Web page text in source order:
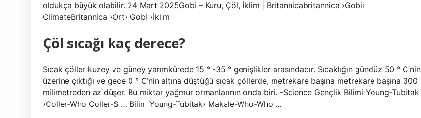
oldukça büyük olabilir. 24 Mart 2025Gobi – Kuru, Çöl, İklim | Britannicabritannica ›Gobi›
ClimateBritannica ›Ort› Gobi ›İklim
Çöl sıcağı kaç derece?
Sıcak çöller kuzey ve güney yarımkürede 15 ° -35 ° genişlikler arasındadır. Sıcaklığın gündüz 50 ° C’nin
üzerine çıktığı ve gece 0 ° C’nin altına düştüğü sıcak çöllerde, metrekare başına metrekare başına 300
milimetreden az düşer. Bu miktar yağmur ormanlarının onda biri. -Science Gençlik Bilimi Young-Tubitak
›Coller-Who Coller-S … Bilim Young-Tubitak› Makale-Who-Who …